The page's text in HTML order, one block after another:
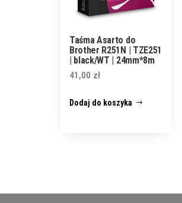
Taśma Asarto do
Brother R251N | TZE251
| black/WT | 24mm*8m
41,00 zł
Dodaj do koszyka